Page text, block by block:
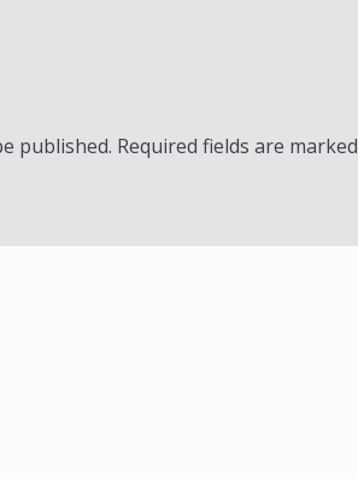
published. Required fields are marked